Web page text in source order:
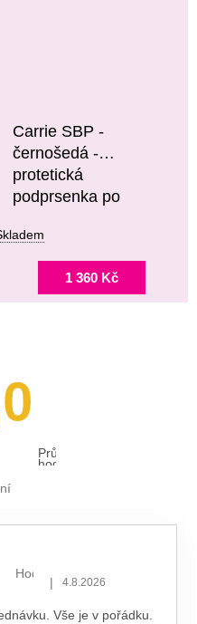
Carrie SBP -
černošedá -
protetická
podprsenka po
1 360 Kč
Průměrné
hodnocení
Hodnocení obchodu je 5 z 5
| 4.8.2026
Vše je v pořádku.